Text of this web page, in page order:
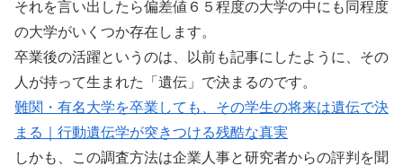
それを言い出したら偏差値６５程度の大学の中にも同程度
の大学がいくつか存在します。
卒業後の活躍というのは、以前も記事にしたように、その
人が持って生まれた「遺伝」で決まるのです。
難関・有名大学を卒業しても、その学生の将来は遺伝で決
まる｜行動遺伝学が突きつける残酷な真実
しかも、この調査方法は企業人事と研究者からの評判を聞